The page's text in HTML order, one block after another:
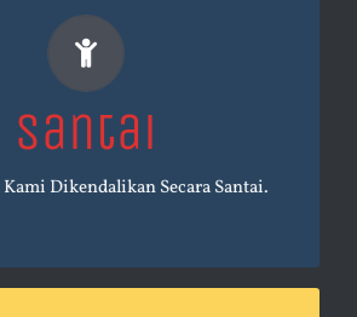
Santai
Dikendalikan Secara Santai.
Belajar Santai
atau stress sifar bagi setiap peserta.